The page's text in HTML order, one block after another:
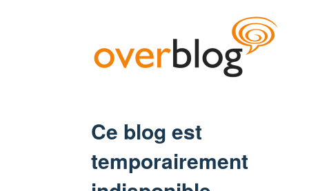
Ce blog est
temporairement